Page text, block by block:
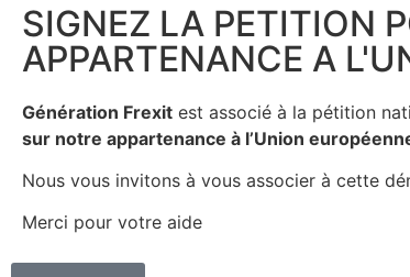
SIGNEZ LA PETITION
APPARTENANCE A
Génération Frexit est associé à la pétition
sur notre appartenance à l’Union
Nous vous invitons à vous associer à cette
Merci pour votre aide